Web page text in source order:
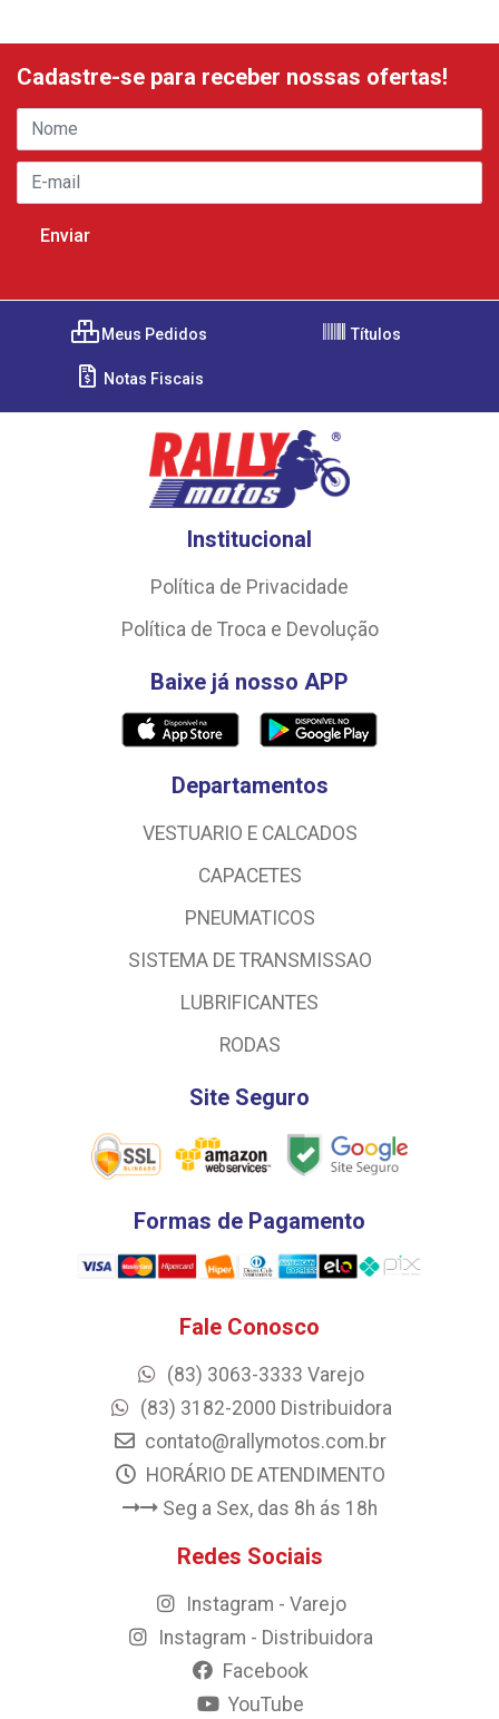
Cadastre-se para receber nossas ofertas!
Meus Pedidos Títulos
Notas Fiscais
Institucional
Política de Privacidade
Política de Troca e Devolução
Baixe já nosso APP
Departamentos
VESTUARIO E CALCADOS
CAPACETES
PNEUMATICOS
SISTEMA DE TRANSMISSAO
LUBRIFICANTES
RODAS
Site Seguro
Formas de Pagamento
Fale Conosco
(83) 3063-3333 Varejo
(83) 3182-2000 Distribuidora
contato@rallymotos.com.br
HORÁRIO DE ATENDIMENTO
Seg a Sex, das 8h ás 18h
Redes Sociais
Instagram - Varejo
Instagram - Distribuidora
Facebook
YouTube